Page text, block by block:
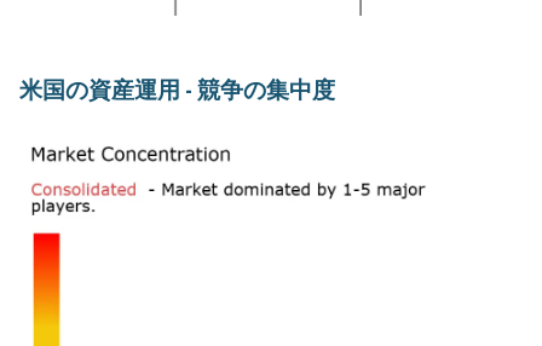
米国の資産運用 - 競争の集中度